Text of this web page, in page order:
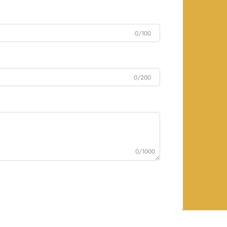
0/100
0/200
0/1000